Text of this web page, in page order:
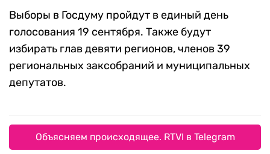
Выборы в Госдуму пройдут в единый день
голосования 19 сентября. Также будут
избирать глав девяти регионов, членов 39
региональных заксобраний и муниципальных
депутатов.
Объясняем происходящее. RTVI в Telegram